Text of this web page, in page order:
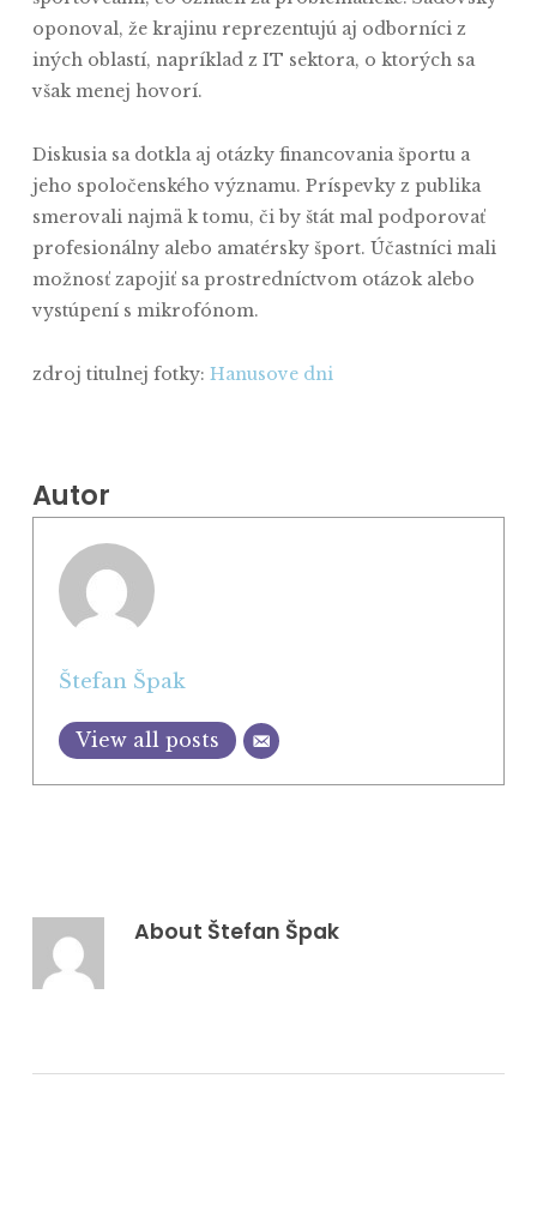
oponoval, že krajinu reprezentujú aj odborníci z
iných oblastí, napríklad z IT sektora, o ktorých sa
však menej hovorí.
Diskusia sa dotkla aj otázky financovania športu a
jeho spoločenského významu. Príspevky z publika
smerovali najmä k tomu, či by štát mal podporovať
profesionálny alebo amatérsky šport. Účastníci mali
možnosť zapojiť sa prostredníctvom otázok alebo
vystúpení s mikrofónom.
zdroj titulnej fotky: Hanusove dni
Autor
Štefan Špak
View all posts
About Štefan Špak